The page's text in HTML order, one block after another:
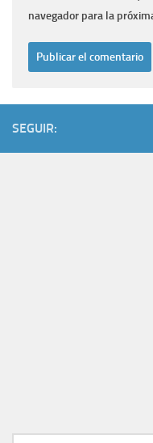
navegador para la
SEGUIR: